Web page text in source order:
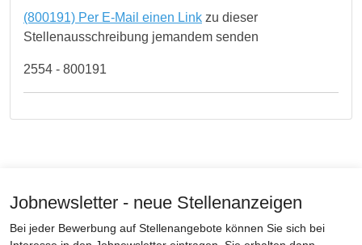
(800191) Per E-Mail einen Link zu dieser
Stellenausschreibung jemandem senden
2554 - 800191
Jobnewsletter - neue Stellenanzeigen
Bei jeder Bewerbung auf Stellenangebote können Sie sich bei